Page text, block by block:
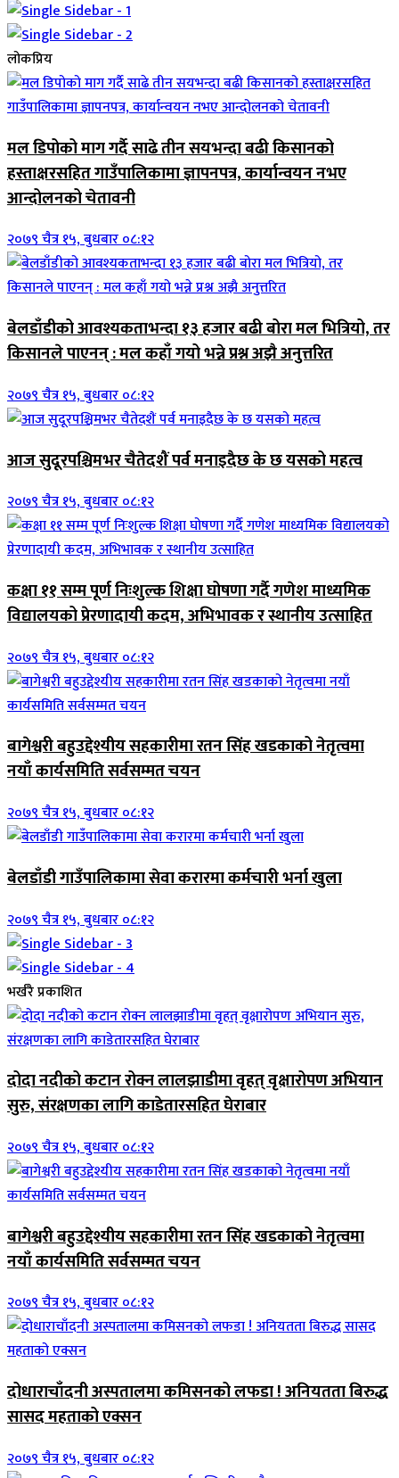
लोकप्रिय
मल डिपोको माग गर्दै साढे तीन सयभन्दा बढी किसानको
हस्ताक्षरसहित गाउँपालिकामा ज्ञापनपत्र, कार्यान्वयन नभए
आन्दोलनको चेतावनी
२०७९ चैत्र १५, बुधबार ०८:१२
बेलडाँडीको आवश्यकताभन्दा १३ हजार बढी बोरा मल भित्रियो, तर
किसानले पाएनन् : मल कहाँ गयो भन्ने प्रश्न अझै अनुत्तरित
२०७९ चैत्र १५, बुधबार ०८:१२
आज सुदूरपश्चिमभर चैतेदशैं पर्व मनाइदैछ के छ यसको महत्व
२०७९ चैत्र १५, बुधबार ०८:१२
कक्षा ११ सम्म पूर्ण निःशुल्क शिक्षा घोषणा गर्दै गणेश माध्यमिक
विद्यालयको प्रेरणादायी कदम, अभिभावक र स्थानीय उत्साहित
२०७९ चैत्र १५, बुधबार ०८:१२
बागेश्वरी बहुउद्देश्यीय सहकारीमा रतन सिंह खडकाको नेतृत्वमा
नयाँ कार्यसमिति सर्वसम्मत चयन
२०७९ चैत्र १५, बुधबार ०८:१२
बेलडाँडी गाउँपालिकामा सेवा करारमा कर्मचारी भर्ना खुला
२०७९ चैत्र १५, बुधबार ०८:१२
भर्खरै प्रकाशित
दोदा नदीको कटान रोक्न लालझाडीमा वृहत् वृक्षारोपण अभियान
सुरु, संरक्षणका लागि काडेतारसहित घेराबार
२०७९ चैत्र १५, बुधबार ०८:१२
बागेश्वरी बहुउद्देश्यीय सहकारीमा रतन सिंह खडकाको नेतृत्वमा
नयाँ कार्यसमिति सर्वसम्मत चयन
२०७९ चैत्र १५, बुधबार ०८:१२
दोधाराचाँदनी अस्पतालमा कमिसनको लफडा ! अनियतता बिरुद्ध
सासद महताको एक्सन
२०७९ चैत्र १५, बुधबार ०८:१२